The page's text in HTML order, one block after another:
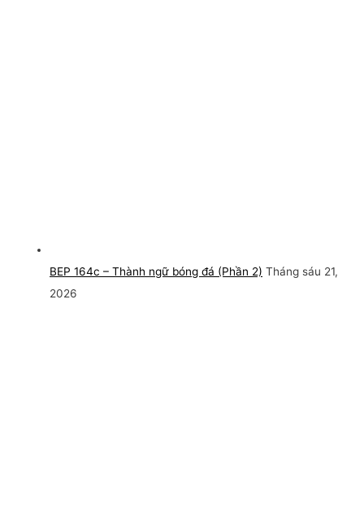
BEP 164c – Thành ngữ bóng đá (Phần 2) Tháng sáu 21,
2026